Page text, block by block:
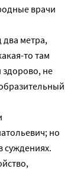
врачи
метра,
то там
здорово, не
но
суждениях.